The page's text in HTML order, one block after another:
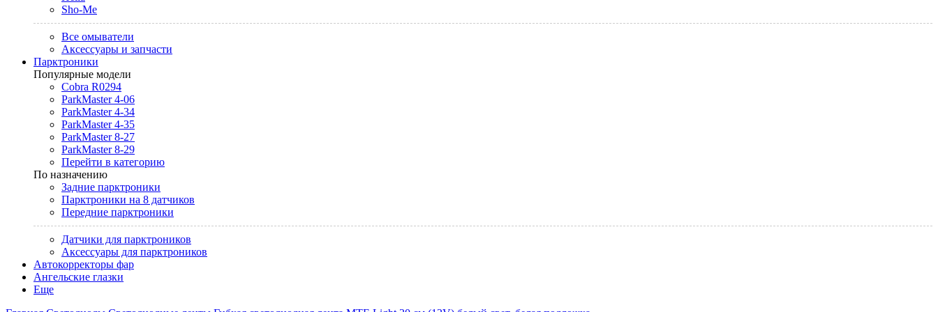
Sho-Me
Все омыватели
Аксессуары и запчасти
Парктроники
Популярные модели
Cobra R0294
ParkMaster 4-06
ParkMaster 4-34
ParkMaster 4-35
ParkMaster 8-27
ParkMaster 8-29
Перейти в категорию
По назначению
Задние парктроники
Парктроники на 8 датчиков
Передние парктроники
Датчики для парктроников
Аксессуары для парктроников
Автокорректоры фар
Ангельские глазки
Еще